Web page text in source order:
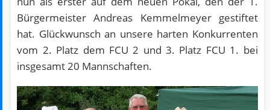
Bürgermeister Andreas Kemmelmeyer gestiftet
hat. Glückwunsch an unsere harten Konkurrenten
vom 2. Platz dem FCU 2 und 3. Platz FCU 1. bei
insgesamt 20 Mannschaften.